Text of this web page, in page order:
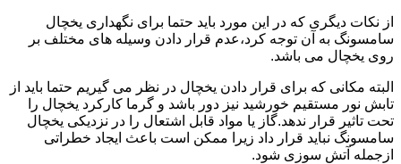
از نکات دیگری که در این مورد باید حتما برای نگهداری یخچال
سامسونگ به آن توجه کرد،عدم قرار دادن وسیله های مختلف بر
روی یخچال می باشد.
البته مکانی که برای قرار دادن یخچال در نظر می گیریم حتما باید از
تابش نور مستقیم خورشید نیز دور باشد و گرما کارکرد یخچال را
تحت تاثیر قرار ندهد.گاز یا مواد قابل اشتعال را در نزدیکی یخچال
سامسونگ نباید قرار داد زیرا ممکن است باعث ایجاد خطراتی
ازجمله آتش سوزی شود.